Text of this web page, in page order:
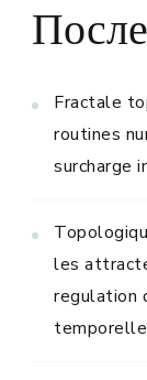
Fractale
routines
surcharge
les
regulation